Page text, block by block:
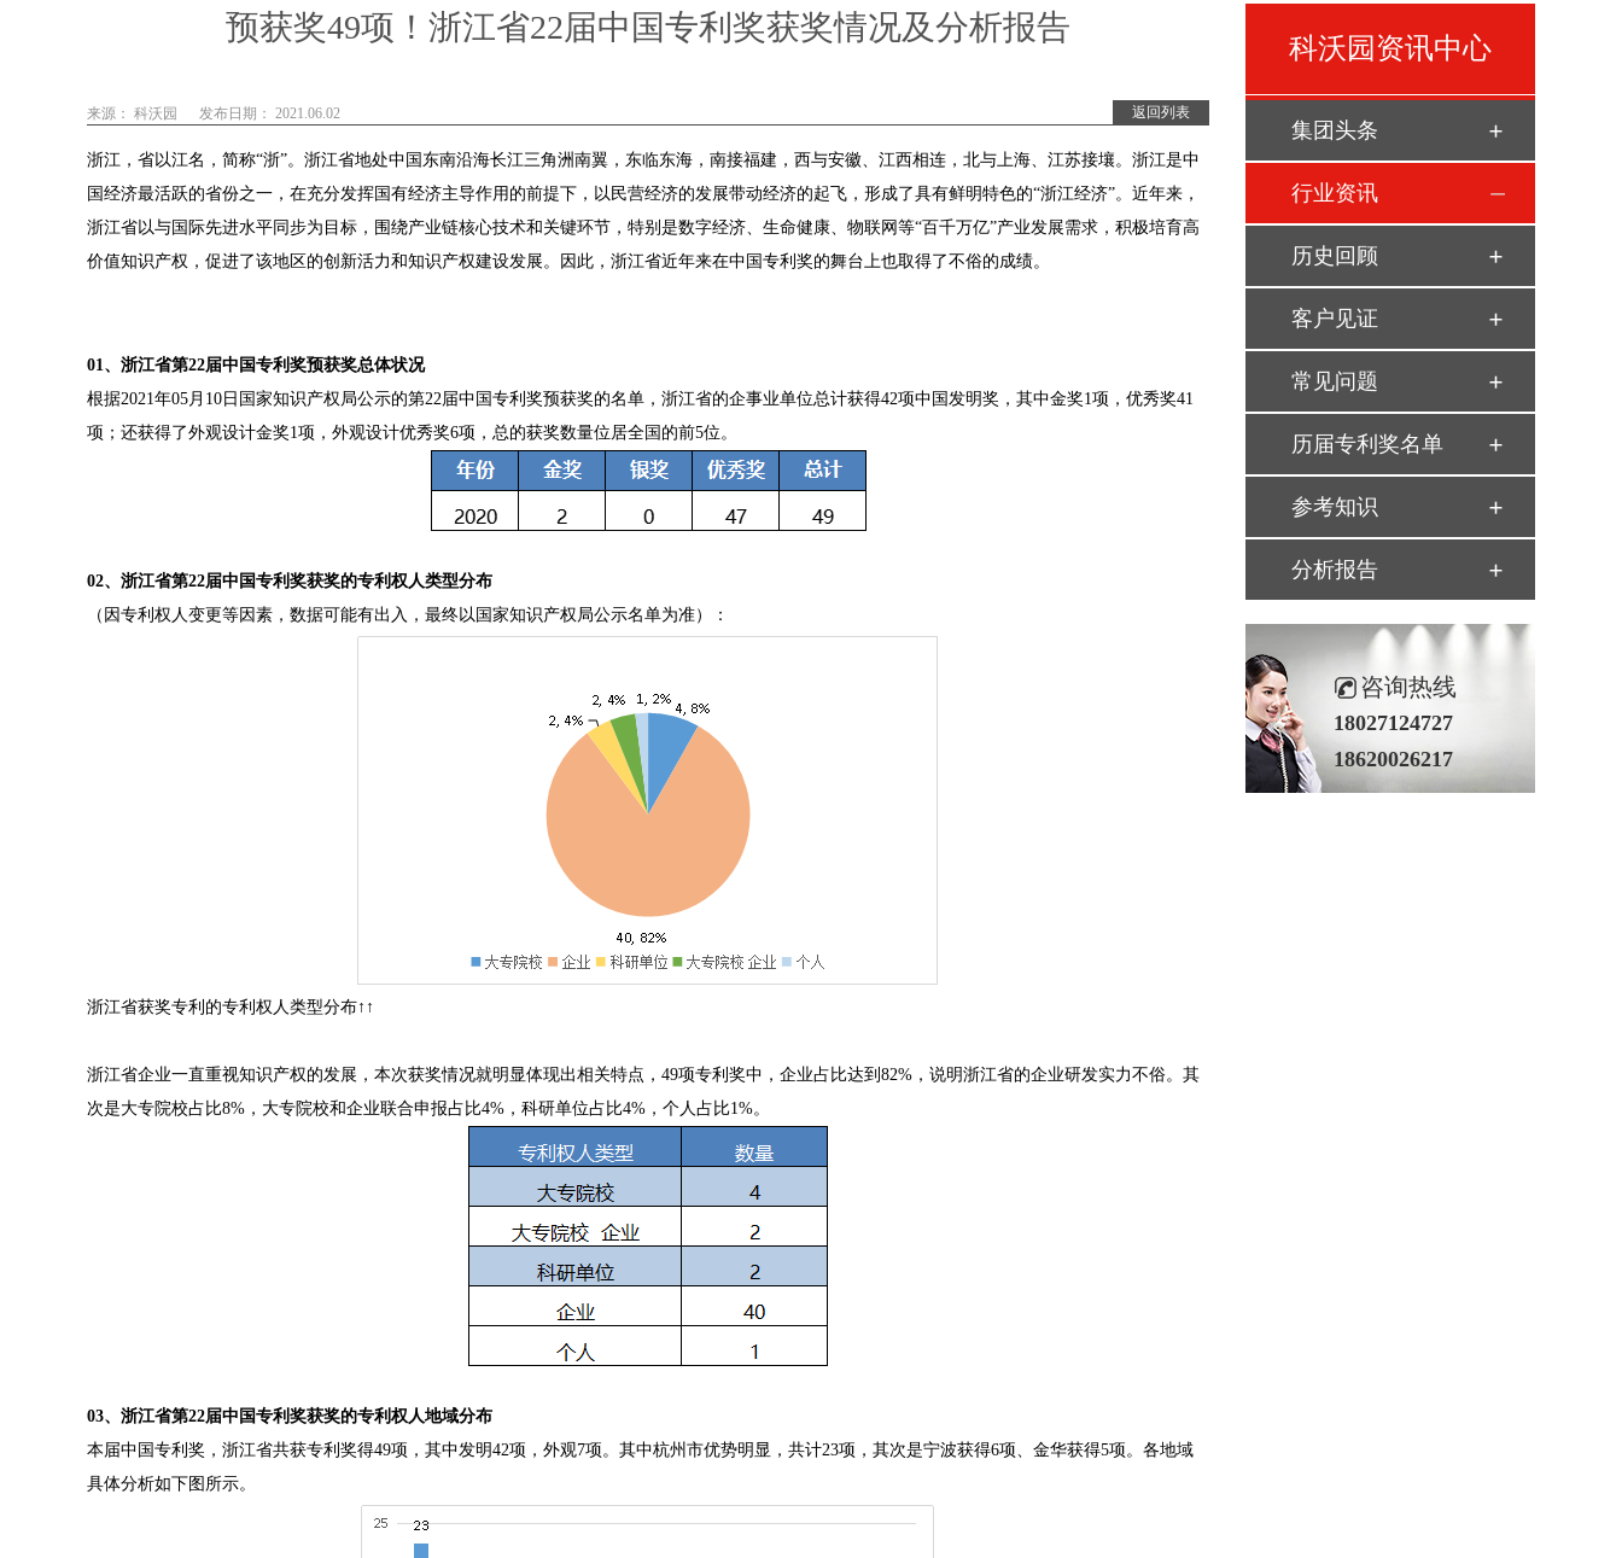
预获奖49项！浙江省22届中国专利奖获奖情况及分析报告
返回列表
来源： 科沃园 发布日期： 2021.06.02
浙江，省以江名，简称“浙”。浙江省地处中国东南沿海长江三角洲南翼，东临东海，南接福建，西与安徽、江西相连，北与上海、江苏接壤。浙江是中
国经济最活跃的省份之一，在充分发挥国有经济主导作用的前提下，以民营经济的发展带动经济的起飞，形成了具有鲜明特色的“浙江经济”。近年来，
浙江省以与国际先进水平同步为目标，围绕产业链核心技术和关键环节，特别是数字经济、生命健康、物联网等“百千万亿”产业发展需求，积极培育高
价值知识产权，促进了该地区的创新活力和知识产权建设发展。因此，浙江省近年来在中国专利奖的舞台上也取得了不俗的成绩。
01、浙江省第22届中国专利奖预获奖总体状况
根据2021年05月10日国家知识产权局公示的第22届中国专利奖预获奖的名单，浙江省的企事业单位总计获得42项中国发明奖，其中金奖1项，优秀奖41
项；还获得了外观设计金奖1项，外观设计优秀奖6项，总的获奖数量位居全国的前5位。
02、浙江省第22届中国专利奖获奖的专利权人类型分布
（因专利权人变更等因素，数据可能有出入，最终以国家知识产权局公示名单为准）：
浙江省获奖专利的专利权人类型分布↑↑
浙江省企业一直重视知识产权的发展，本次获奖情况就明显体现出相关特点，49项专利奖中，企业占比达到82%，说明浙江省的企业研发实力不俗。其
次是大专院校占比8%，大专院校和企业联合申报占比4%，科研单位占比4%，个人占比1%。
03、浙江省第22届中国专利奖获奖的专利权人地域分布
本届中国专利奖，浙江省共获专利奖得49项，其中发明42项，外观7项。其中杭州市优势明显，共计23项，其次是宁波获得6项、金华获得5项。各地域
具体分析如下图所示。
科沃园资讯中心
集团头条
行业资讯
历史回顾
客户见证
常见问题
历届专利奖名单
参考知识
分析报告
咨询热线
18027124727
18620026217